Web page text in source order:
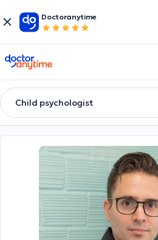
Doctoranytime
doctoranytime
Child psychologist